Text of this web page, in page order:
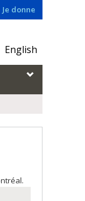
Je donne
English